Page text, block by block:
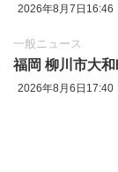
2026年8月7日16:46
一般ニュース
福岡 柳川市大
2026年8月6日17:40